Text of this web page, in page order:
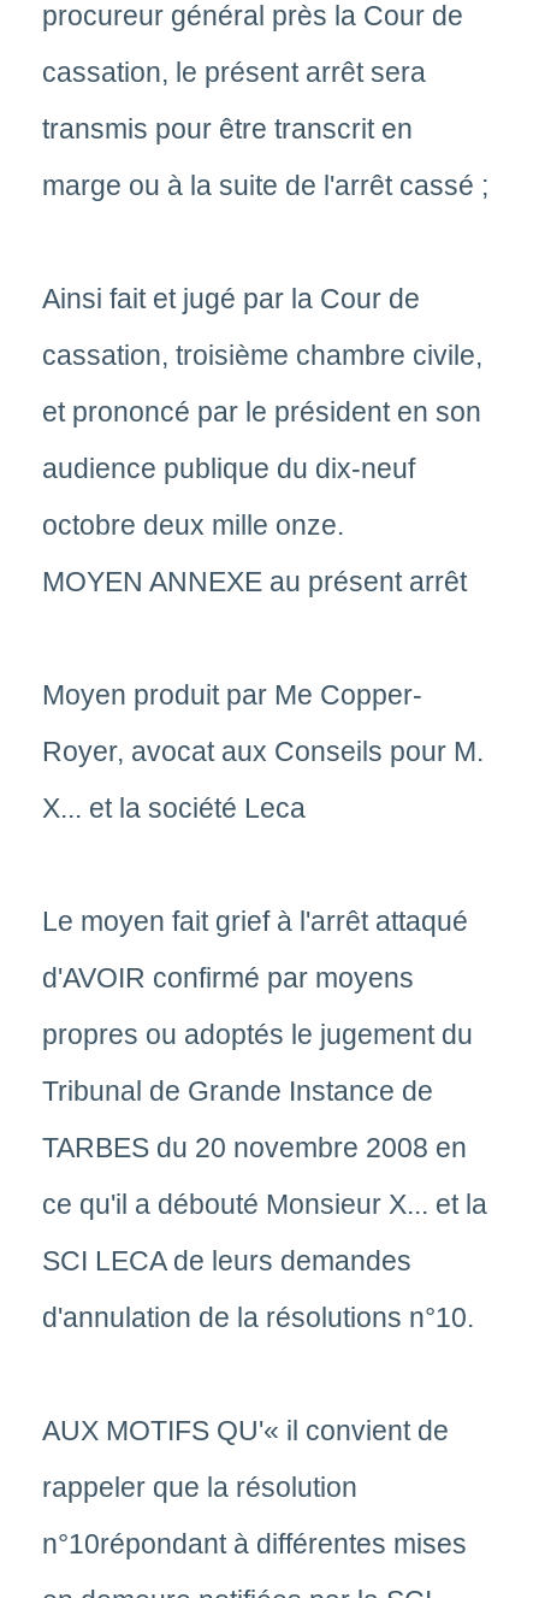
procureur général près la Cour de
cassation, le présent arrêt sera
transmis pour être transcrit en
marge ou à la suite de l'arrêt cassé ;
Ainsi fait et jugé par la Cour de
cassation, troisième chambre civile,
et prononcé par le président en son
audience publique du dix-neuf
octobre deux mille onze.
MOYEN ANNEXE au présent arrêt
Moyen produit par Me Copper-
Royer, avocat aux Conseils pour M.
X... et la société Leca
Le moyen fait grief à l'arrêt attaqué
d'AVOIR confirmé par moyens
propres ou adoptés le jugement du
Tribunal de Grande Instance de
TARBES du 20 novembre 2008 en
ce qu'il a débouté Monsieur X... et la
SCI LECA de leurs demandes
d'annulation de la résolutions n°10.
AUX MOTIFS QU'« il convient de
rappeler que la résolution
n°10répondant à différentes mises